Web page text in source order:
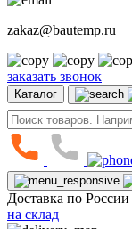
zakaz@bautemp.ru
заказать звонок
Каталог
Доставка по России
на склад